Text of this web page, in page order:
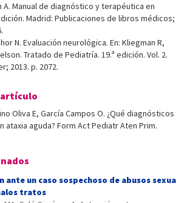
A. Manual de diagnóstico y terapéutica en
Madrid: Publicaciones de libros médicos;
N. Evaluación neurológica. En: Kliegman R,
Tratado de Pediatría. 19.ª edición. Vol. 2.
2013. p. 2072.
Oliva E, García Campos O. ¿Qué diagnósticos
ataxia aguda? Form Act Pediatr Aten Prim.
ante un caso sospechoso de abusos sexua
tratos